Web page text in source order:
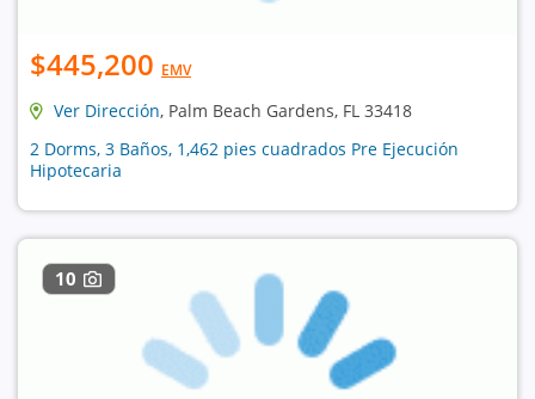
$445,200 EMV
Ver Dirección, Palm Beach Gardens, FL 33418
2 Dorms, 3 Baños, 1,462 pies cuadrados Pre Ejecución
Hipotecaria
10